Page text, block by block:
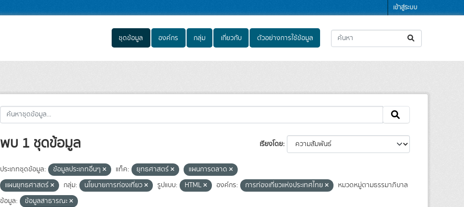
เข้าสู่ระบบ
ชุดข้อมูล องค์กร กลุ่ม เกี่ยวกับ ตัวอย่างการใช้ข้อมูล
เรียงโดย
พบ 1 ชุดข้อมูล
ประเภทชุดข้อมูล: ข้อมูลประเภทอื่นๆ แท็ค: ยุทธศาสตร์
แผนการตลาด
แผนยุทธศาสตร์
กลุ่ม: นโยบายการท่องเที่ยว รูปแบบ: HTML องค์กร: การท่องเที่ยวแห่งประเทศไทย
หมวดหมู่ตามธรรมาภิบาล
ข้อมูล:
ข้อมูลสาธารณะ